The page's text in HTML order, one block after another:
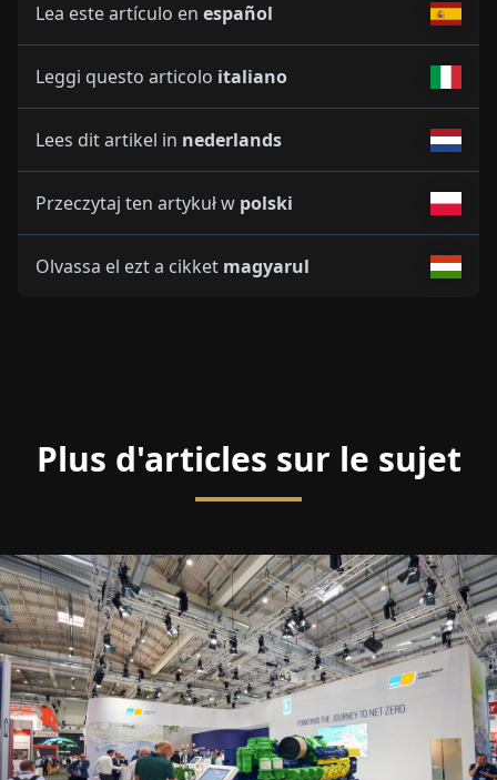
Lea este artículo en español
Leggi questo articolo italiano
Lees dit artikel in nederlands
Przeczytaj ten artykuł w polski
Olvassa el ezt a cikket magyarul
Plus d'articles sur le sujet